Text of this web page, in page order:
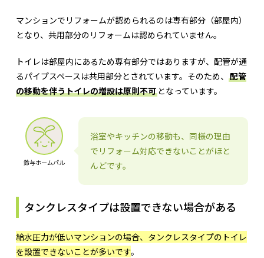
マンションでリフォームが認められるのは専有部分（部屋内）
となり、共用部分のリフォームは認められていません。
トイレは部屋内にあるため専有部分ではありますが、配管が通
るパイプスペースは共用部分とされています。そのため、 配管
の移動を伴うトイレの増設は原則不可となっています。
鈴与ホームパル
浴室やキッチンの移動も、同様の理由
でリフォーム対応できないことがほと
んどです。
タンクレスタイプは設置できない場合がある
給水圧力が低いマンションの場合、タンクレスタイプのトイレ
を設置できないことが多いです。